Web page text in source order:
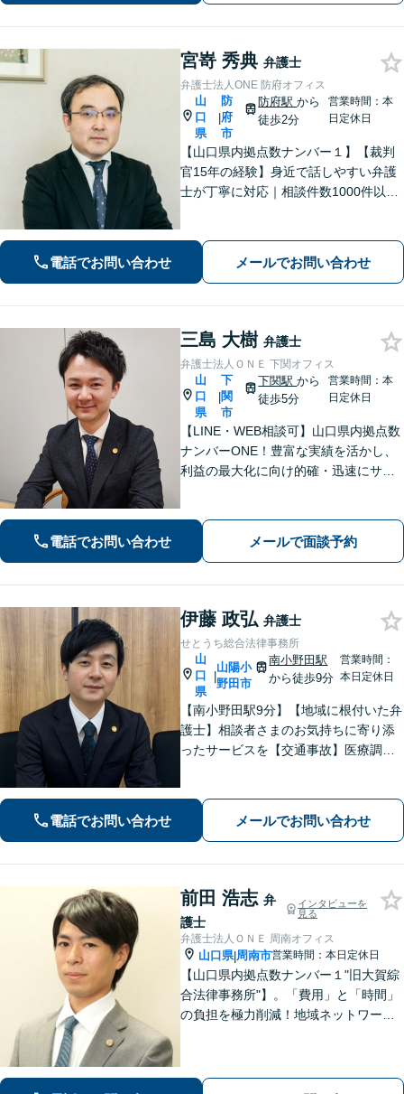
は「地域密着」の当事務所にご相談く
ださい。
宮嵜 秀典 弁護士
弁護士法人ONE 防府オフィス
山
口
県
|
防
府
市
防府駅から
徒歩2分
営業時間：本
日定休日
【山口県内拠点数ナンバー１】【裁判
官15年の経験】身近で話しやすい弁護
士が丁寧に対応｜相談件数1000件以上
心してお任せください。【夜間対応】
電話でお問い合わせ メールでお問い合わせ
三島 大樹 弁護士
弁護士法人ＯＮＥ 下関オフィス
山
口
県
|
下
関
市
下関駅から
徒歩5分
営業時間：本
日定休日
【LINE・WEB相談可】山口県内拠点数
ナンバーONE！豊富な実績を活かし、
利益の最大化に向け的確・迅速にサポ
問題／交通事故等、あなたの味方とし
て尽力します【完全個室】【下関駅5
電話でお問い合わせ メールで面談予約
伊藤 政弘 弁護士
せとうち総合法律事務所
山
口
県
|
山陽小
野田市
南小野田駅
から徒歩9分
営業時間：
本日定休日
【南小野田駅9分】【地域に根付いた弁
護士】相談者さまのお気持ちに寄り添
ったサービスを【交通事故】医療調査
実調査と判例をリサーチし、不公平感
のない相続を実現【WEB面談】
電話でお問い合わせ メールでお問い合わせ
前田 浩志 弁
護士
インタビューを
見る
弁護士法人ＯＮＥ 周南オフィス
山口県|周南市営業時間：本日定休日
【山口県内拠点数ナンバー１"旧大賀綜
合法律事務所"】。「費用」と「時間」
の負担を極力削減！地域ネットワーク